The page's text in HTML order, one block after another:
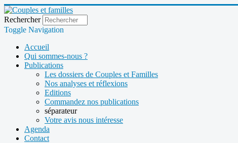
Rechercher
Toggle Navigation
Accueil
Qui sommes-nous ?
Publications
Les dossiers de Couples et Familles
Nos analyses et réflexions
Editions
Commandez nos publications
séparateur
Votre avis nous intéresse
Agenda
Contact